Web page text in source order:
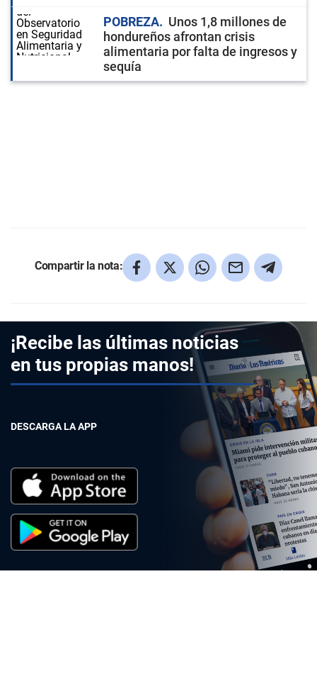
POBREZA
Unos 1,8 millones de
hondureños afrontan crisis
alimentaria por falta de ingresos y
sequía
Compartir la nota:
¡Recibe las últimas noticias
en tus propias manos!
DESCARGA LA APP